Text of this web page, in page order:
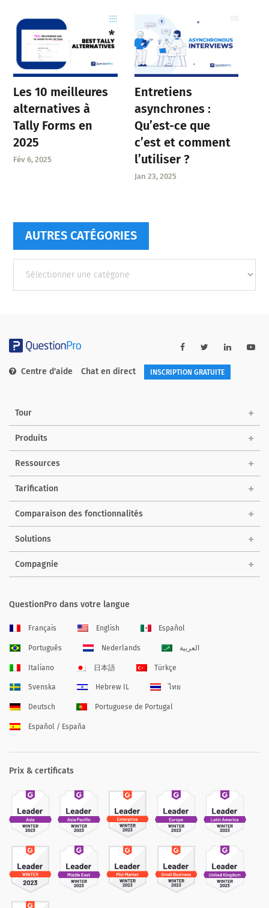
Les 10 meilleures
alternatives à
Tally Forms en
2025
Fév 6, 2025
Entretiens
asynchrones :
Qu’est-ce que
c’est et comment
l’utiliser ?
Jan 23, 2025
AUTRES CATÉGORIES
catégories
Centre d'aide Chat en direct INSCRIPTION GRATUITE
Tour
Produits
Ressources
Tarification
Comparaison des fonctionnalités
Solutions
Compagnie
QuestionPro dans votre langue
Français English Español
Português Nederlands العربية
Italiano 日本語 Türkçe
Svenska Hebrew IL ไทย
Deutsch Portuguese de Portugal
Español / España
Prix & certificats